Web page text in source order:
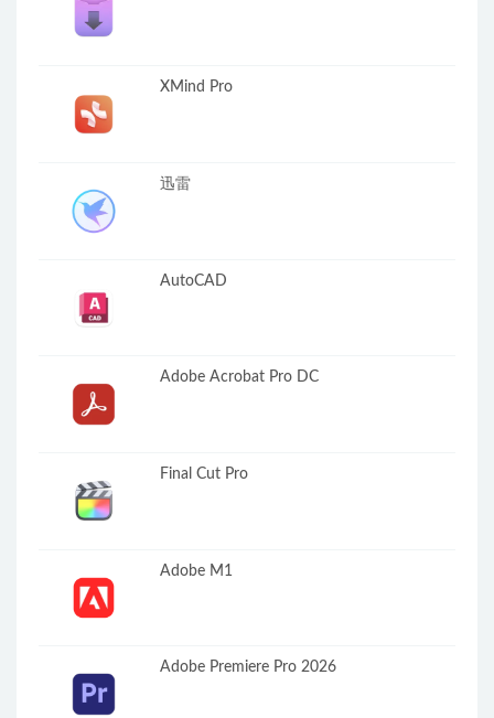
XMind Pro
迅雷
AutoCAD
Adobe Acrobat Pro DC
Final Cut Pro
Adobe M1
Adobe Premiere Pro 2026